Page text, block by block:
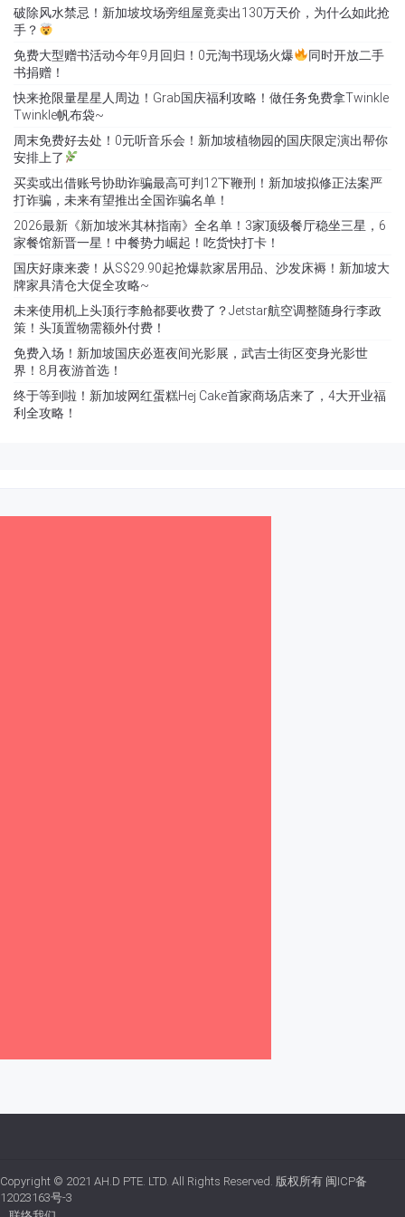
破除风水禁忌！新加坡坟场旁组屋竟卖出130万天价，为什么如此抢
手？
免费大型赠书活动今年9月回归！0元淘书现场火爆
同时开放二手
书捐赠！
快来抢限量星星人周边！Grab国庆福利攻略！做任务免费拿Twinkle
Twinkle帆布袋~
周末免费好去处！0元听音乐会！新加坡植物园的国庆限定演出帮你
安排上了
买卖或出借账号协助诈骗最高可判12下鞭刑！新加坡拟修正法案严
打诈骗，未来有望推出全国诈骗名单！
2026最新《新加坡米其林指南》全名单！3家顶级餐厅稳坐三星，6
家餐馆新晋一星！中餐势力崛起！吃货快打卡！
国庆好康来袭！从S$29.90起抢爆款家居用品、沙发床褥！新加坡大
牌家具清仓大促全攻略~
未来使用机上头顶行李舱都要收费了？Jetstar航空调整随身行李政
策！头顶置物需额外付费！
免费入场！新加坡国庆必逛夜间光影展，武吉士街区变身光影世
界！8月夜游首选！
终于等到啦！新加坡网红蛋糕Hej Cake首家商场店来了，4大开业福
利全攻略！
Copyright © 2021 AH.D PTE. LTD. All Rights Reserved. 版权所有 闽ICP备
12023163号-3